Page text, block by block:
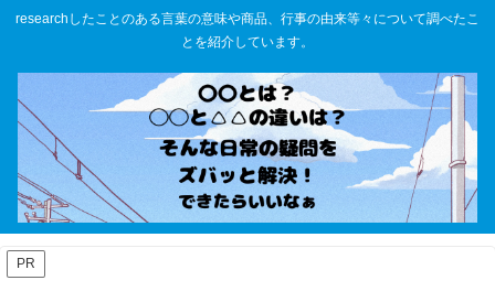
researchしたことのある言葉の意味や商品、行事の由来等々について調べたこ
とを紹介しています。
PR